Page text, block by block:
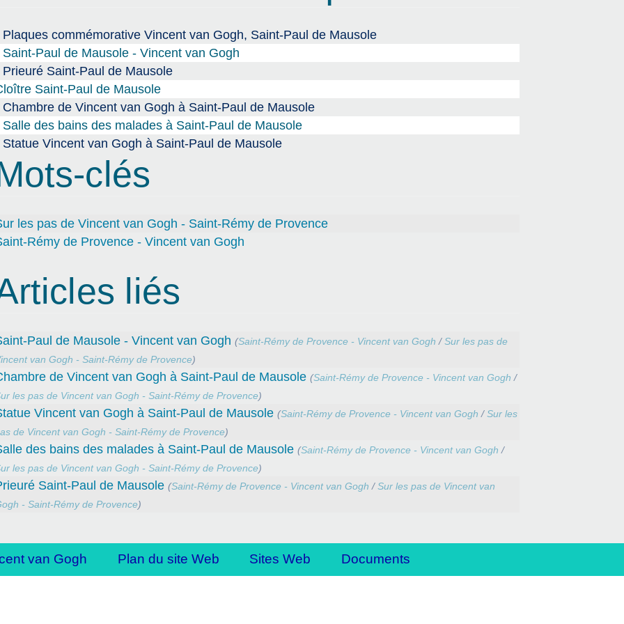
Plaques commémorative Vincent van Gogh, Saint-Paul de Mausole
Saint-Paul de Mausole - Vincent van Gogh
Prieuré Saint-Paul de Mausole
Saint-Paul de Mausole
Chambre de Vincent van Gogh à Saint-Paul de Mausole
Salle des bains des malades à Saint-Paul de Mausole
Statue Vincent van Gogh à Saint-Paul de Mausole
clés
les pas de Vincent van Gogh - Saint-Rémy de Provence
Rémy de Provence - Vincent van Gogh
liés
Paul de Mausole - Vincent van Gogh (Saint-Rémy de Provence - Vincent van Gogh /Sur les pas de
van Gogh - Saint-Rémy de Provence)
de Vincent van Gogh à Saint-Paul de Mausole (Saint-Rémy de Provence - Vincent van Gogh /
les pas de Vincent van Gogh - Saint-Rémy de Provence)
Vincent van Gogh à Saint-Paul de Mausole (Saint-Rémy de Provence - Vincent van Gogh /Sur les
de Vincent van Gogh - Saint-Rémy de Provence)
des bains des malades à Saint-Paul de Mausole (Saint-Rémy de Provence - Vincent van Gogh /
les pas de Vincent van Gogh - Saint-Rémy de Provence)
Saint-Paul de Mausole (Saint-Rémy de Provence - Vincent van Gogh /Sur les pas de Vincent van
- Saint-Rémy de Provence)
van Gogh Plan du site Web Sites Web Documents